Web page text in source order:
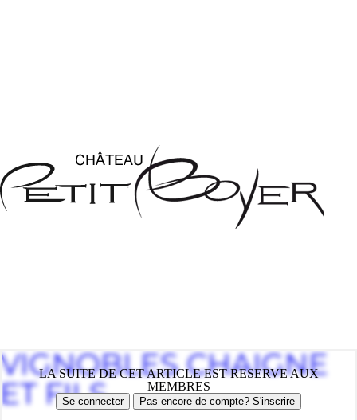
LA SUITE DE CET ARTICLE EST RESERVE AUX
MEMBRES
Se connecter Pas encore de compte? S'inscrire
VIGNOBLES CHAIGNE
ET FILS